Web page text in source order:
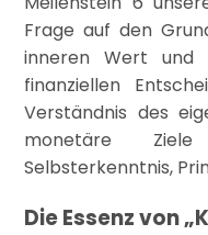
Frage auf den
inneren Wert und
finanziellen
Verständnis des
monetäre
Selbsterkenntnis,
Die Essenz von